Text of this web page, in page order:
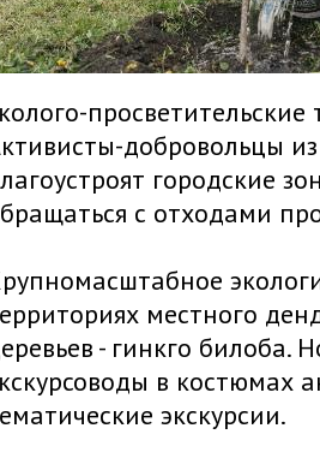
добровольцы
городские
с отходами
местного
- гинкго
в костюмах
экскурсии.